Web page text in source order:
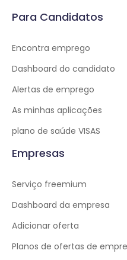
Para Candidatos
Encontra emprego
Dashboard do candidato
Alertas de emprego
As minhas aplicações
plano de saúde VISAS
Empresas
Serviço freemium
Dashboard da empresa
Adicionar oferta
Planos de ofertas de